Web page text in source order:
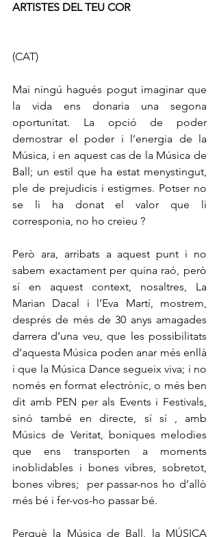
ARTISTES DEL TEU COR
(CAT)
Mai ningú hagués pogut imaginar que
la vida ens donaria una segona
oportunitat. La opció de poder
demostrar el poder i l’energia de la
Música, i en aquest cas de la Música de
Ball; un estil que ha estat menystingut,
ple de prejudicis i estigmes. Potser no
se li ha donat el valor que li
corresponia, no ho creieu ?
Però ara, arribats a aquest punt i no
sabem exactament per quina raó, però
sí en aquest context, nosaltres, La
Marian Dacal i l’Eva Martí, mostrem,
després de més de 30 anys amagades
darrera d’una veu, que les possibilitats
d’aquesta Música poden anar més enllà
i que la Música Dance segueix viva; i no
només en format electrònic, o més ben
dit amb PEN per als Events i Festivals,
sinó també en directe, sí sí , amb
Músics de Veritat, boniques melodies
que ens transporten a moments
inoblidables i bones vibres, sobretot,
bones vibres;  per passar-nos ho d’allò
més bé i fer-vos-ho passar bé.
Perquè la Música de Ball, la MÚSICA